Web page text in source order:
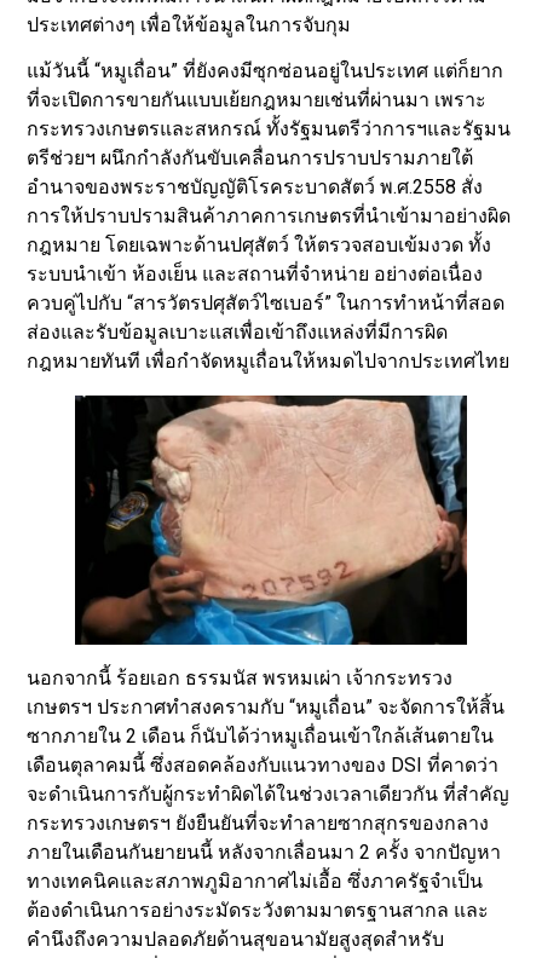
ประเทศต่างๆ เพื่อให้ข้อมูลในการจับกุม
แม้วันนี้ “หมูเถื่อน” ที่ยังคงมีซุกซ่อนอยู่ในประเทศ แต่ก็ยาก
ที่จะเปิดการขายกันแบบเย้ยกฎหมายเช่นที่ผ่านมา เพราะ
กระทรวงเกษตรและสหกรณ์ ทั้งรัฐมนตรีว่าการฯและรัฐมน
ตรีช่วยฯ ผนึกกำลังกันขับเคลื่อนการปราบปรามภายใต้
อำนาจของพระราชบัญญัติโรคระบาดสัตว์ พ.ศ.2558 สั่ง
การให้ปราบปรามสินค้าภาคการเกษตรที่นำเข้ามาอย่างผิด
กฎหมาย โดยเฉพาะด้านปศุสัตว์ ให้ตรวจสอบเข้มงวด ทั้ง
ระบบนำเข้า ห้องเย็น และสถานที่จำหน่าย อย่างต่อเนื่อง
ควบคู่ไปกับ “สารวัตรปศุสัตว์ไซเบอร์” ในการทำหน้าที่สอด
ส่องและรับข้อมูลเบาะแสเพื่อเข้าถึงแหล่งที่มีการผิด
กฎหมายทันที เพื่อกำจัดหมูเถื่อนให้หมดไปจากประเทศไทย
นอกจากนี้ ร้อยเอก ธรรมนัส พรหมเผ่า เจ้ากระทรวง
เกษตรฯ ประกาศทำสงครามกับ “หมูเถื่อน” จะจัดการให้สิ้น
ซากภายใน 2 เดือน ก็นับได้ว่าหมูเถื่อนเข้าใกล้เส้นตายใน
เดือนตุลาคมนี้ ซึ่งสอดคล้องกับแนวทางของ DSI ที่คาดว่า
จะดำเนินการกับผู้กระทำผิดได้ในช่วงเวลาเดียวกัน ที่สำคัญ
กระทรวงเกษตรฯ ยังยืนยันที่จะทำลายซากสุกรของกลาง
ภายในเดือนกันยายนนี้ หลังจากเลื่อนมา 2 ครั้ง จากปัญหา
ทางเทคนิคและสภาพภูมิอากาศไม่เอื้อ ซึ่งภาครัฐจำเป็น
ต้องดำเนินการอย่างระมัดระวังตามมาตรฐานสากล และ
คำนึงถึงความปลอดภัยด้านสุขอนามัยสูงสุดสำหรับ